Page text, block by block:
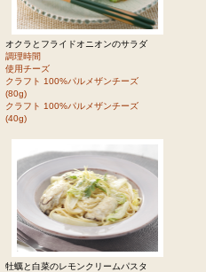
オクラとフライドオニオンのサラダ
調理時間
使用チーズ
クラフト 100%パルメザンチーズ
(80g)
クラフト 100%パルメザンチーズ
(40g)
牡蠣と白菜のレモンクリームパスタ